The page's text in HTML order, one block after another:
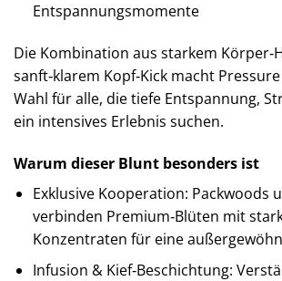
Entspannungsmomente
Die Kombination aus starkem
sanft‑klarem Kopf‑Kick macht
Wahl für alle, die tiefe Entspannung,
ein intensives Erlebnis suchen.
Warum dieser Blunt besonders ist
Exklusive Kooperation: Packwoods
verbinden Premium‑Blüten mit
Konzentraten für eine
Infusion & Kief‑Beschichtung: